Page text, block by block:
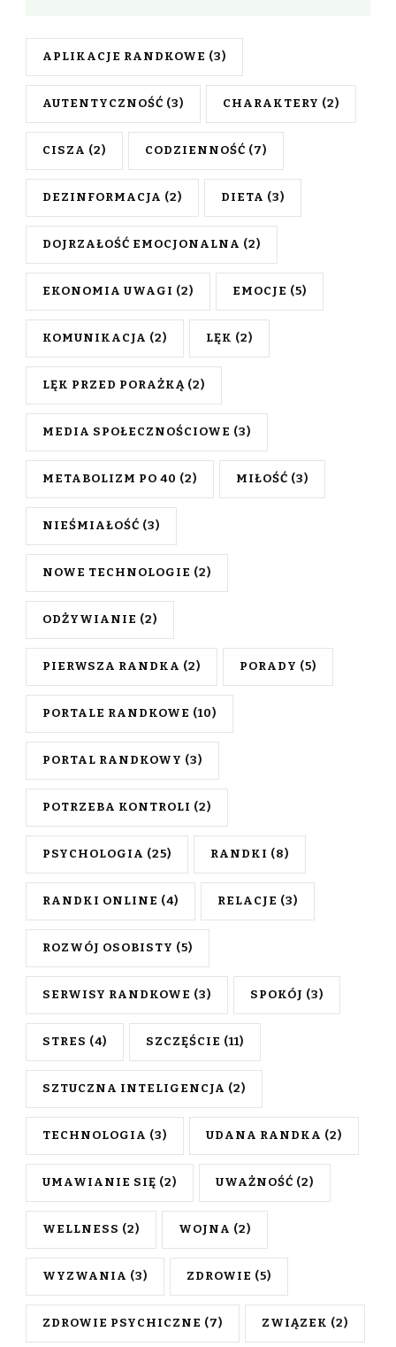
APLIKACJE RANDKOWE (3)
AUTENTYCZNOŚĆ (3) CHARAKTERY (2)
CISZA (2) CODZIENNOŚĆ (7)
DEZINFORMACJA (2) DIETA (3)
DOJRZAŁOŚĆ EMOCJONALNA (2)
EKONOMIA UWAGI (2) EMOCJE (5)
KOMUNIKACJA (2) LĘK (2)
LĘK PRZED PORAŻKĄ (2)
MEDIA SPOŁECZNOŚCIOWE (3)
METABOLIZM PO 40 (2) MIŁOŚĆ (3)
NIEŚMIAŁOŚĆ (3)
NOWE TECHNOLOGIE (2)
ODŻYWIANIE (2)
PIERWSZA RANDKA (2) PORADY (5)
PORTALE RANDKOWE (10)
PORTAL RANDKOWY (3)
POTRZEBA KONTROLI (2)
PSYCHOLOGIA (25) RANDKI (8)
RANDKI ONLINE (4) RELACJE (3)
ROZWÓJ OSOBISTY (5)
SERWISY RANDKOWE (3) SPOKÓJ (3)
STRES (4) SZCZĘŚCIE (11)
SZTUCZNA INTELIGENCJA (2)
TECHNOLOGIA (3) UDANA RANDKA (2)
UMAWIANIE SIĘ (2) UWAŻNOŚĆ (2)
WELLNESS (2) WOJNA (2)
WYZWANIA (3) ZDROWIE (5)
ZDROWIE PSYCHICZNE (7) ZWIĄZEK (2)